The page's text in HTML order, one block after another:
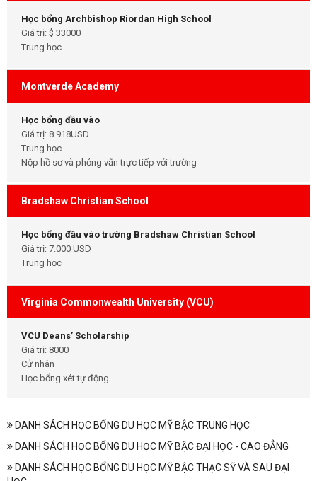
Học bổng Archbishop Riordan High School
Giá trị: $ 33000
Trung học
Montverde Academy
Học bổng đầu vào
Giá trị: 8.918USD
Trung học
Nộp hồ sơ và phỏng vấn trực tiếp với trường
Bradshaw Christian School
Học bổng đầu vào trường Bradshaw Christian School
Giá trị: 7.000 USD
Trung học
Virginia Commonwealth University (VCU)
VCU Deans’ Scholarship
Giá trị: 8000
Cử nhân
Học bổng xét tự động
DANH SÁCH HỌC BỔNG DU HỌC MỸ BẬC TRUNG HỌC
DANH SÁCH HỌC BỔNG DU HỌC MỸ BẬC ĐẠI HỌC - CAO ĐẲNG
DANH SÁCH HỌC BỔNG DU HỌC MỸ BẬC THẠC SỸ VÀ SAU ĐẠI